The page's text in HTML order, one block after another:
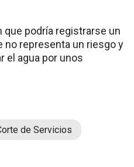
que podría registrarse un
no representa un riesgo y
el agua por unos
de Servicios